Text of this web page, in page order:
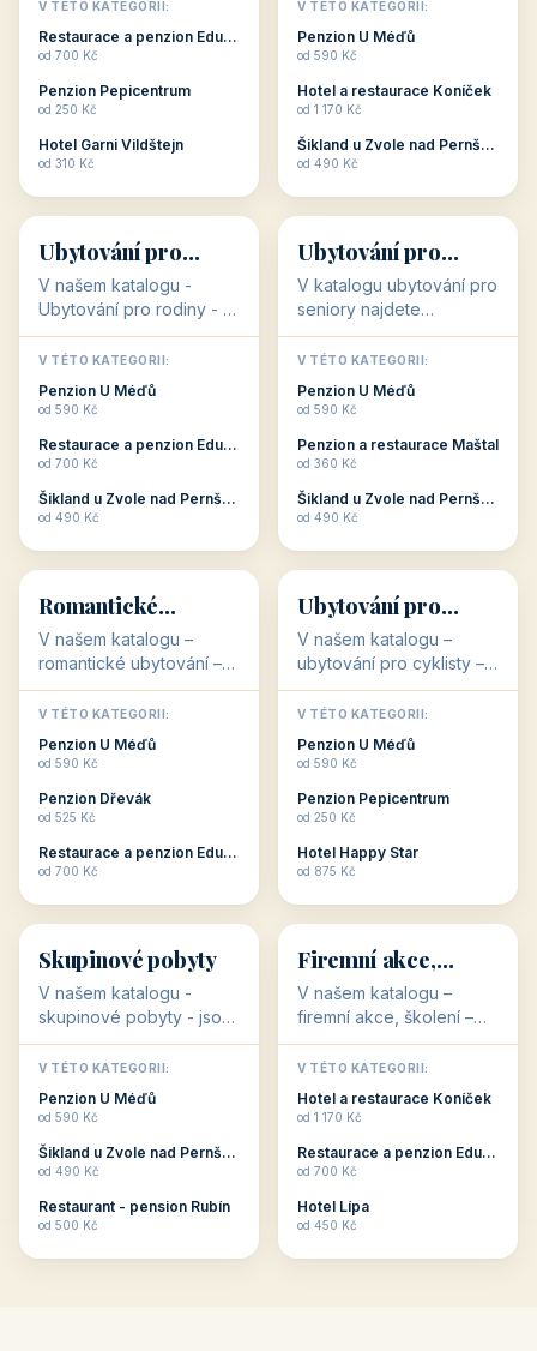
dovolenou přímo
souvisejí. Aktivní
odpočinek jso...
V TÉTO KATEGORII:
Restaurace a penzion Eduard
od 700 Kč
Penzion Pepicentrum
od 250 Kč
Hotel Garni Vildštejn
od 310 Kč
cenově dostupné
ubytování v ČR. Budete
c...
V TÉTO KATEGORII:
Penzion U Méďů
od 590 Kč
Hotel a restaurace Koníček
od 1 170 Kč
Šikland u Zvole nad Pernštejnem
od 490 Kč
👨‍👩‍👧‍👦
👨‍👩‍👧‍👦
34 objektů
Ubytování pro
rodiny
V našem katalogu -
Ubytování pro rodiny -
jsou pro Vás připraveny
objekty, které svojí
polohou či vybaveností,
nabízí klidné ubytování
V TÉTO KATEGORII:
Penzion U Méďů
od 590 Kč
Restaurace a penzion Eduard
od 700 Kč
Šikland u Zvole nad Pernštejnem
od 490 Kč
🧓
🧓
33 objektů
Ubytování pro
seniory
V katalogu ubytování pro
seniory najdete
penziony a hotely, které
jsou přizpůsobeny pro
ubytování klientů vyššího
věku. Některé z nich
V TÉTO KATEGORII:
Penzion U Méďů
od 590 Kč
Penzion a restaurace Maštal
od 360 Kč
Šikland u Zvole nad Pernštejnem
od 490 Kč
💕
💕
Romantické
ubytování
V našem katalogu –
romantické ubytování –
jsou pro Vás připraveny
objekty, které svojí
stavbou, polohou anebo
zaměřením nabízí
Romantické ...
V TÉTO KATEGORII:
Penzion U Méďů
od 590 Kč
Penzion Dřevák
od 525 Kč
Restaurace a penzion Eduard
od 700 Kč
🚴
🚴
32 objektů
Ubytování pro
cyklisty
V našem katalogu –
ubytování pro cyklisty –
jsou pro Vás připraveny
objekty, které jsou na
milovníky cykloturistiky
připraveny. Většinou mají
V TÉTO KATEGORII:
Penzion U Méďů
od 590 Kč
Penzion Pepicentrum
od 250 Kč
Hotel Happy Star
od 875 Kč
👥
👥
32 objektů
Skupinové pobyty
V našem katalogu -
skupinové pobyty - jsou
pro Vás připraveny
objekty, které nabízí
ubytování skupin v
penzionech, hotelích a
Budete překva...
V TÉTO KATEGORII:
Penzion U Méďů
od 590 Kč
Šikland u Zvole nad Pernštejnem
od 490 Kč
Restaurant - pension Rubín
od 500 Kč
💼
💼
31 objektů
Firemní akce,
školení
V našem katalogu –
firemní akce, školení –
jsou pro Vás připraveny
objekty, které mají
zkušenosti pořádat i
menší firemní akce a
ob...
V TÉTO KATEGORII:
Hotel a restaurace Koníček
od 1 170 Kč
Restaurace a penzion Eduard
od 700 Kč
Hotel Lípa
od 450 Kč